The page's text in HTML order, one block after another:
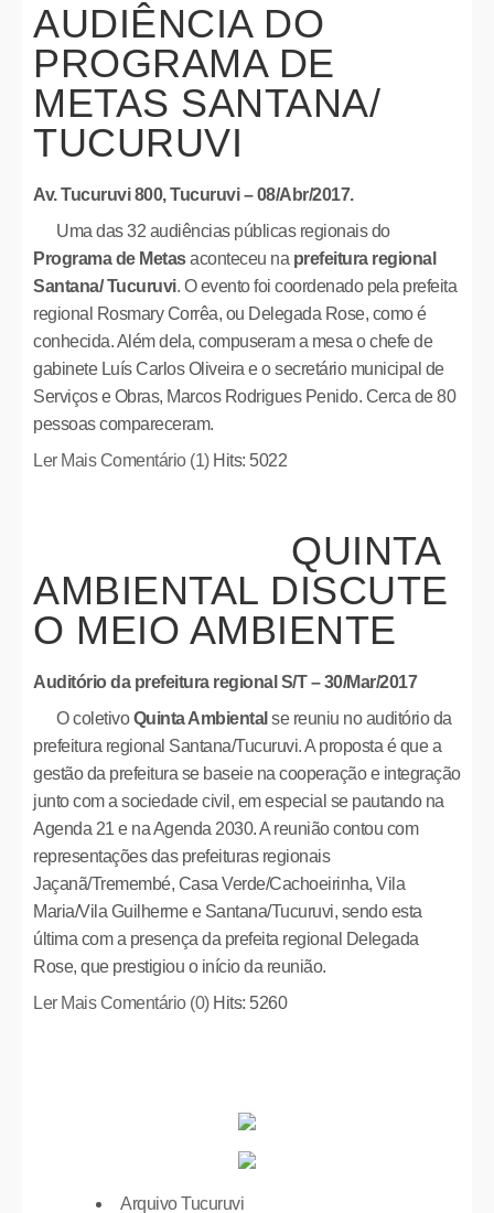
AUDIÊNCIA DO
PROGRAMA DE
METAS SANTANA/
TUCURUVI
Av. Tucuruvi 800, Tucuruvi – 08/Abr/2017.
Uma das 32 audiências públicas regionais do
Programa de Metasaconteceu na prefeitura regional
Santana/ Tucuruvi. O evento foi coordenado pela prefeita
regional Rosmary Corrêa, ou Delegada Rose, como é
conhecida. Além dela, compuseram a mesa o chefe de
gabinete Luís Carlos Oliveira e o secretário municipal de
Serviços e Obras, Marcos Rodrigues Penido. Cerca de 80
pessoas compareceram.
Ler Mais Comentário (1) Hits: 5022
QUINTA
AMBIENTAL DISCUTE
O MEIO AMBIENTE
Auditório da prefeitura regional S/T – 30/Mar/2017
O coletivoQuinta Ambiental se reuniu no auditório da
prefeitura regional Santana/Tucuruvi. A proposta é que a
gestão da prefeitura se baseie na cooperação e integração
junto com a sociedade civil, em especial se pautando na
Agenda 21 e na Agenda 2030. A reunião contou com
representações das prefeituras regionais
Jaçanã/Tremembé, Casa Verde/Cachoeirinha, Vila
Maria/Vila Guilherme e Santana/Tucuruvi, sendo esta
última com a presença da prefeita regional Delegada
Rose, que prestigiou o início da reunião.
Ler Mais Comentário (0) Hits: 5260
Arquivo Tucuruvi